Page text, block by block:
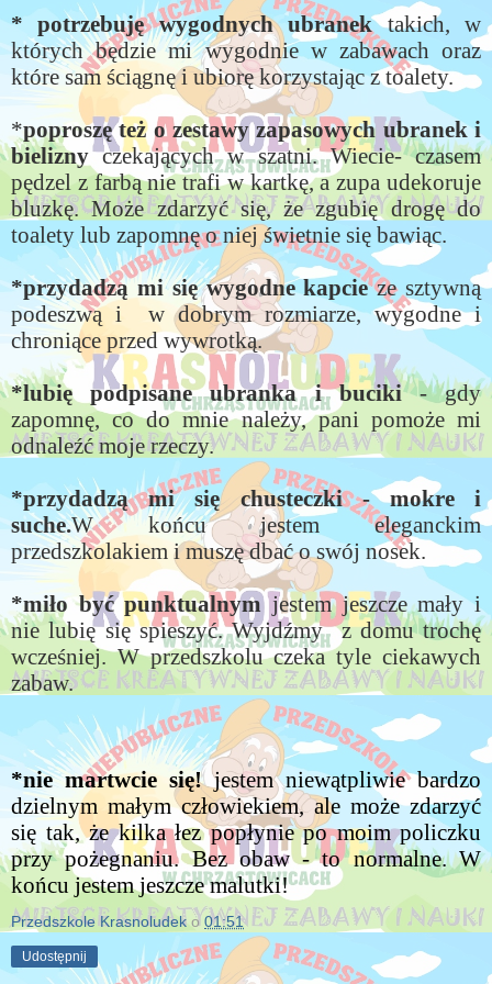
* potrzebuję wygodnych ubranektakich, w
których będzie mi wygodnie w zabawach oraz
które sam ściągnę i ubiorę korzystając z toalety.
*poproszę też o zestawy zapasowych ubranek i
bieliznyczekających w szatni. Wiecie- czasem
pędzel z farbą nie trafi w kartkę, a zupa udekoruje
bluzkę. Może zdarzyć się, że zgubię drogę do
toalety lub zapomnę o niej świetnie się bawiąc.
*przydadzą mi się wygodne kapcieze sztywną
podeszwą i w dobrym rozmiarze, wygodne i
chroniące przed wywrotką.
*lubię podpisane ubranka i buciki- gdy
zapomnę, co do mnie należy, pani pomoże mi
odnaleźć moje rzeczy.
*przydadzą mi się chusteczki - mokre i
suche.W końcu jestem eleganckim
przedszkolakiem i muszę dbać o swój nosek.
*miło być punktualnymjestem jeszcze mały i
nie lubię się spieszyć. Wyjdźmy z domu trochę
wcześniej. W przedszkolu czeka tyle ciekawych
zabaw.
*nie martwcie się!jestem niewątpliwie bardzo
dzielnym małym człowiekiem, ale może zdarzyć
się tak, że kilka łez popłynie po moim policzku
przy pożegnaniu. Bez obaw - to normalne. W
końcu jestem jeszcze malutki!
Przedszkole Krasnoludek o 01:51
Udostępnij